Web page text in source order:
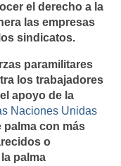
el derecho a la
las empresas
sindicatos.
paramilitares
los trabajadores
apoyo de la
Naciones Unidas
palma con más
o
palma